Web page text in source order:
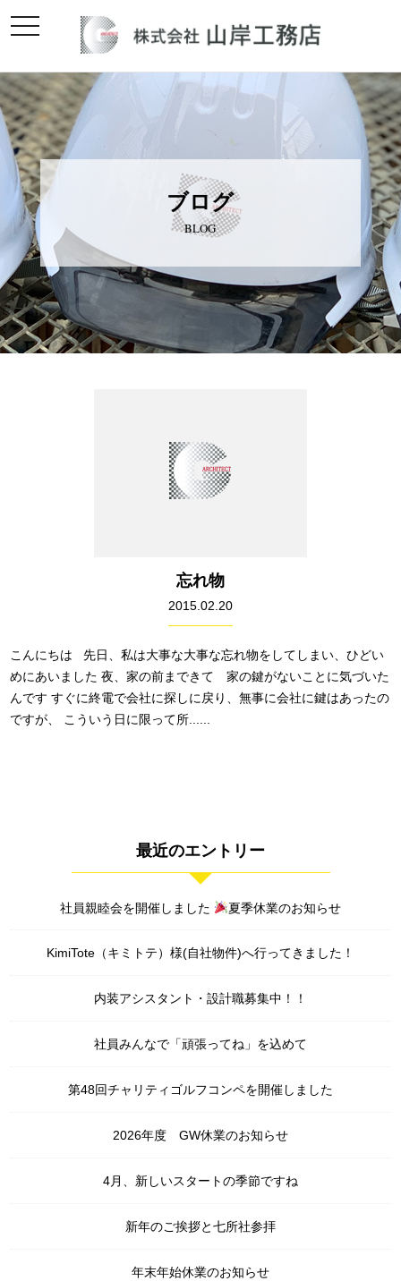
toggle
navigation
ブログ
BLOG
忘れ物
2015.02.20
こんにちは 先日、私は大事な大事な忘れ物をしてしまい、ひどい
めにあいました 夜、家の前まできて 家の鍵がないことに気づいた
んです すぐに終電で会社に探しに戻り、無事に会社に鍵はあったの
ですが、 こういう日に限って所......
最近のエントリー
社員親睦会を開催しました 夏季休業のお知らせ
KimiTote（キミトテ）様(自社物件)へ行ってきました！
内装アシスタント・設計職募集中！！
社員みんなで「頑張ってね」を込めて
第48回チャリティゴルフコンペを開催しました
2026年度 GW休業のお知らせ
4月、新しいスタートの季節ですね
新年のご挨拶と七所社参拝
年末年始休業のお知らせ